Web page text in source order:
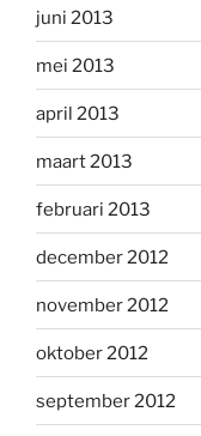
juni 2013
mei 2013
april 2013
maart 2013
februari 2013
december 2012
november 2012
oktober 2012
september 2012